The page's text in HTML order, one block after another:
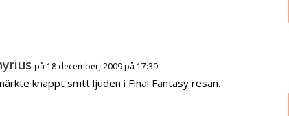
på 18 december, 2009 på 17:39
knappt smtt ljuden i Final Fantasy resan.